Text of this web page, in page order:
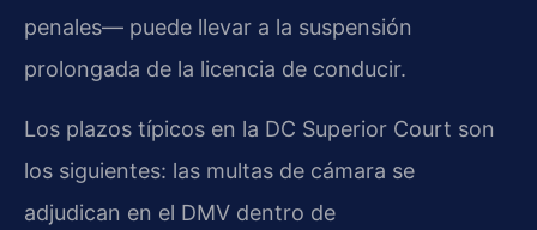
penales— puede llevar a la suspensión
prolongada de la licencia de conducir.
Los plazos típicos en la DC Superior Court son
los siguientes: las multas de cámara se
adjudican en el DMV dentro de